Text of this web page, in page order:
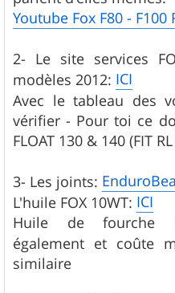
Youtube Fox F80 - F100
2- Le site services
modèles 2012: ICI
Avec le tableau des
vérifier - Pour toi ce
FLOAT 130 & 140 (FIT
3- Les joints:
L'huile FOX 10WT: ICI
Huile de fourche
également et coûte
similaire